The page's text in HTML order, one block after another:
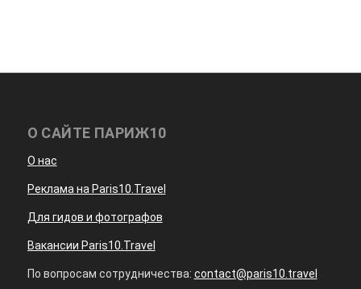
О САЙТЕ ПАРИЖ10
О нас
Реклама на Paris10.Travel
Для гидов и фотографов
Вакансии Paris10.Travel
По вопросам сотрудничества: contact@paris10.travel